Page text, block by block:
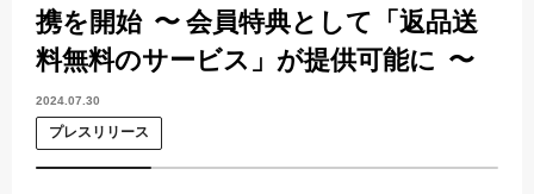
携を開始 〜 会員特典として「返品送
料無料のサービス」が提供可能に 〜
2024.07.30
プレスリリース